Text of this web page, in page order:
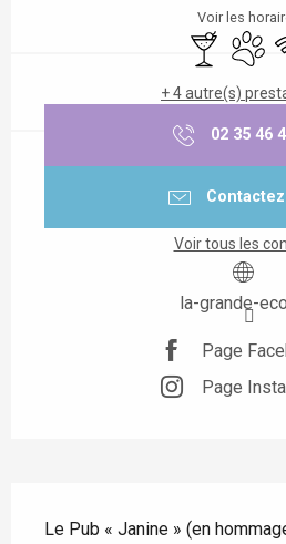
Voir les
Bar / Buvette
+ 4 autre(s)
02 35 46
Voir tous les
la-grande-
Page
Page
Le Pub « Janine » (en